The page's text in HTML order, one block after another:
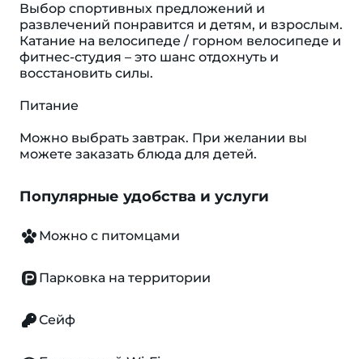
Выбор спортивных предложений и
развлечений понравится и детям, и взрослым.
Катание на велосипеде / горном велосипеде и
фитнес-студия – это шанс отдохнуть и
восстановить силы.
Питание
Можно выбрать завтрак. При желании вы
можете заказать блюда для детей.
Популярные удобства и услуги
Можно с питомцами
Парковка на территории
Сейф